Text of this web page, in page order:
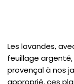
Les lavandes,
feuillage
provençal à nos
approprié, ces